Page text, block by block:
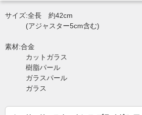
サイズ:全長 約42cm
(アジャスター5cm含む)
素材:合金
カットガラス
樹脂パール
ガラスパール
ガラス